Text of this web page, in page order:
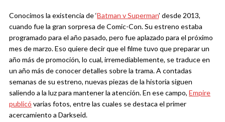
Conocimos la existencia de ‘Batman v Superman’ desde 2013,
cuando fue la gran sorpresa de Comic-Con. Su estreno estaba
programado para el año pasado, pero fue aplazado para el próximo
mes de marzo. Eso quiere decir que el filme tuvo que preparar un
año más de promoción, lo cual, irremediablemente, se traduce en
un año más de conocer detalles sobre la trama. A contadas
semanas de su estreno, nuevas piezas de la historia siguen
saliendo a la luz para mantener la atención. En ese campo, Empire
publicó varias fotos, entre las cuales se destaca el primer
acercamiento a Darkseid.